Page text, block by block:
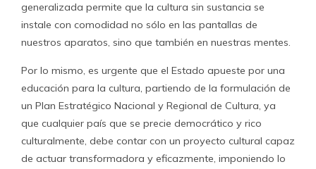
generalizada permite que la cultura sin sustancia se
instale con comodidad no sólo en las pantallas de
nuestros aparatos, sino que también en nuestras mentes.
Por lo mismo, es urgente que el Estado apueste por una
educación para la cultura, partiendo de la formulación de
un Plan Estratégico Nacional y Regional de Cultura, ya
que cualquier país que se precie democrático y rico
culturalmente, debe contar con un proyecto cultural capaz
de actuar transformadora y eficazmente, imponiendo lo